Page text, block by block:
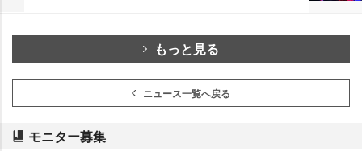
もっと見る
ニュース一覧へ戻る
モニター募集